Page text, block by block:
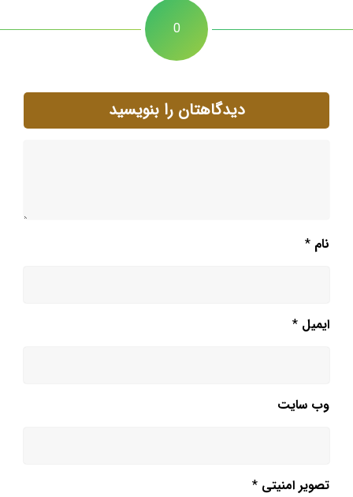
0
دیدگاهتان را بنویسید
نام *
ایمیل *
وب‌ سایت
تصویر امنیتی *